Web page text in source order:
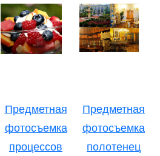
Предметная
фотосъемка
процессов
Предметная
фотосъемка
полотенец